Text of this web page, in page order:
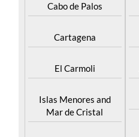
Cabo de Palos
Cartagena
El Carmoli
Islas Menores and
Mar de Cristal